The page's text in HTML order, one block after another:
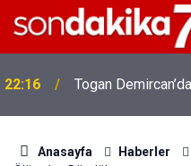
22:16 Togan
Anasayfa Haberler